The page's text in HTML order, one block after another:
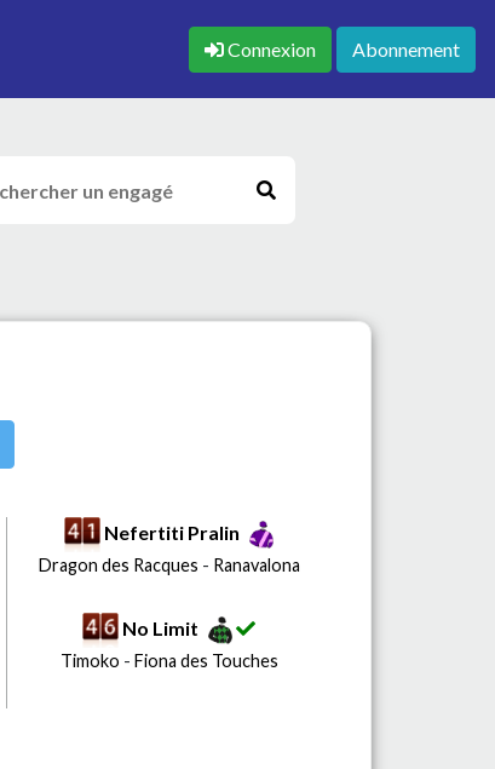
Connexion Abonnement
Nefertiti Pralin
Dragon des Racques - Ranavalona
No Limit
Timoko - Fiona des Touches